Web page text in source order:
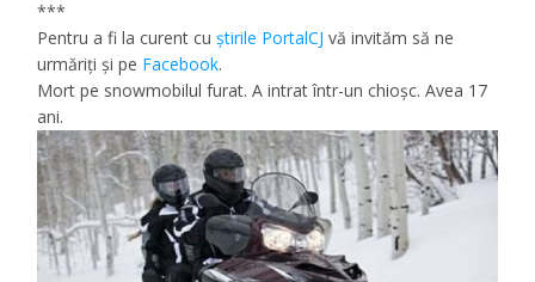
***
Pentru a fi la curent cuştirile PortalCJ vă invităm să ne
urmăriţi şi pe Facebook.
Mort pe snowmobilul furat. A intrat într-un chioşc. Avea 17
ani.